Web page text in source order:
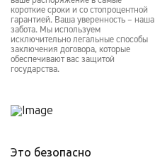
короткие сроки и со стопроцентной
гарантией. Ваша уверенность – наша
забота. Мы используем
исключительно легальные способы
заключения договора, которые
обеспечивают вас защитой
государства.
Это безопасно